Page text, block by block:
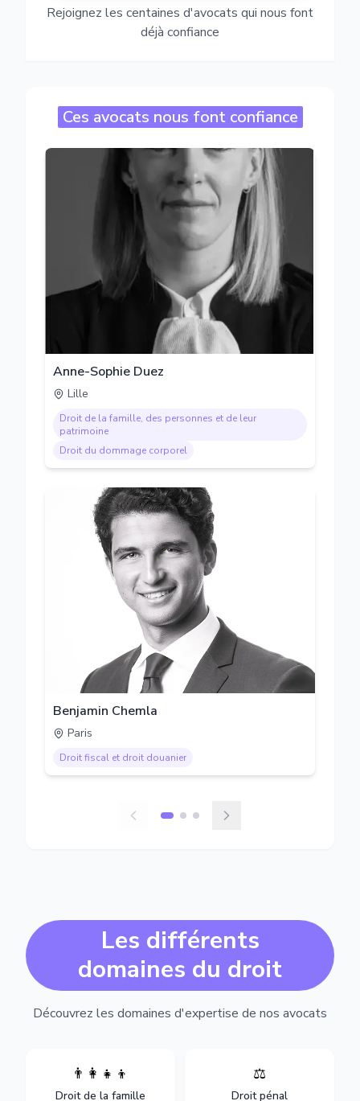
Rejoignez les centaines d'avocats qui nous font
déjà confiance
Ces avocats nous font confiance
Anne-Sophie Duez
Lille
Droit de la famille, des personnes et de leur
patrimoine
Droit du dommage corporel
Benjamin Chemla
Paris
Droit fiscal et droit douanier
Les différents
domaines du droit
Découvrez les domaines d'expertise de nos avocats
👨‍👩‍👧‍👦
Droit de la famille
Divorce, garde d'enfants,
adoption, succession et
⚖️
Droit pénal
Expertise en matière pénale,
vue jusqu'au procès, pour